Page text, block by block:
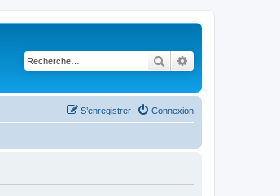
Rechercher
Connexion
S’enregistrer